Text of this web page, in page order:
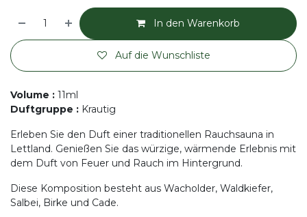
In den Warenkorb
Auf die Wunschliste
Volume : 11ml
Duftgruppe : Krautig
Erleben Sie den Duft einer traditionellen Rauchsauna in
Lettland. Genießen Sie das würzige, wärmende Erlebnis mit
dem Duft von Feuer und Rauch im Hintergrund.
Diese Komposition besteht aus Wacholder, Waldkiefer,
Salbei, Birke und Cade.